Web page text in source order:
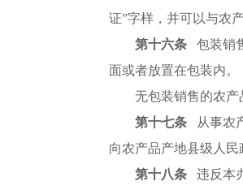
证”字样，并可以与农
第十六条 包装销
面或者放置在包装内。
无包装销售的农产
第十七条 从事农
向农产品产地县级人民
第十八条
违反本